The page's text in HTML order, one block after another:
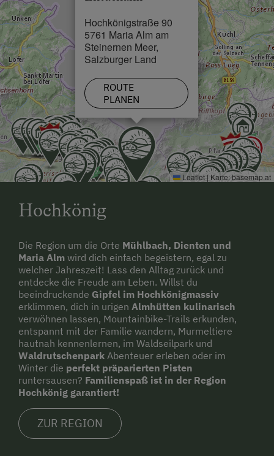
Bademäntel, Saunatücher
Doppelbett
Stockbett
Ausziehcouch
Einzelbett
Hochkönigstraße 90
5761 Maria Alm am
Steinernen Meer,
Salzburger Land
ROUTE
PLANEN
Leaflet | Karte:basemap.at
Hochkönig
Die Region um die Orte Mühlbach, Dienten und
Maria Alm wird dich einfach begeistern, egal zu
welcher Jahreszeit! Lass den Alltag zurück und
entdecke die Freude am Leben. Willst du
beeindruckende Gipfel im Hochkönigmassiv
erklimmen, dich in urigen Almhütten kulinarisch
verwöhnen lassen, Mountainbike-Trails erkunden,
entspannt mit der Familie wandern, Murmeltiere
hautnah kennenlernen, im Waldseilpark und
Waldrutschenpark Abenteuer erleben oder im
Winter die perfekt präparierten Pisten
runtersausen? Familienspaß ist in der Region
Hochkönig garantiert!
ZUR REGION